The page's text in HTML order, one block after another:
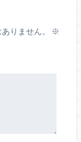
りません。
※